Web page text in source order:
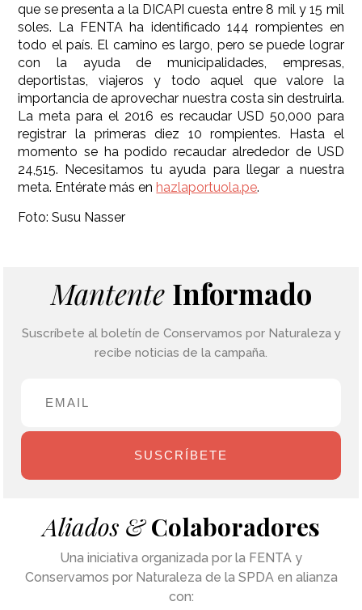
que se presenta a la DICAPI cuesta entre 8 mil y 15 mil
soles. La FENTA ha identificado 144 rompientes en
todo el país. El camino es largo, pero se puede lograr
con la ayuda de municipalidades, empresas,
deportistas, viajeros y todo aquel que valore la
importancia de aprovechar nuestra costa sin destruirla.
La meta para el 2016 es recaudar USD 50,000 para
registrar la primeras diez 10 rompientes. Hasta el
momento se ha podido recaudar alrededor de USD
24,515. Necesitamos tu ayuda para llegar a nuestra
meta. Entérate más enhazlaportuola.pe.
Foto: Susu Nasser
Mantente Informado
Suscríbete al boletín de Conservamos por Naturaleza y
recibe noticias de la campaña.
SUSCRÍBETE
Aliados & Colaboradores
Una iniciativa organizada por la FENTA y
Conservamos por Naturaleza de la SPDA en alianza
con: